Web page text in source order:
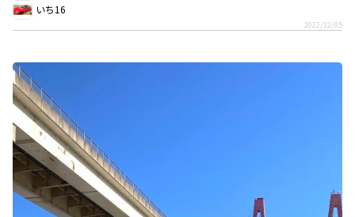
いち16
2022/12/05